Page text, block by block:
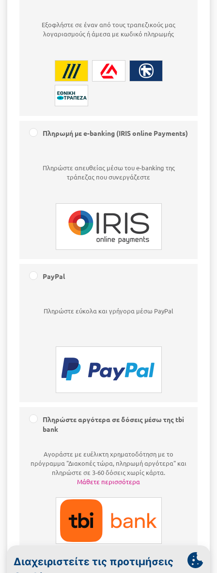
Εξοφλήστε σε έναν από τους τραπεζικούς μας
λογαριασμούς ή άμεσα με κωδικό πληρωμής
Πληρωμή με e-banking (IRIS online Payments)
Πληρώστε απευθείας μέσω του e-banking της
τράπεζας που συνεργάζεστε
PayPal
Πληρώστε εύκολα και γρήγορα μέσω PayPal
Πληρώστε αργότερα σε δόσεις μέσω της tbi
bank
Αγοράστε με ευέλικτη χρηματοδότηση με το
πρόγραμμα "Διακοπές τώρα, πληρωμή αργότερα" και
πληρώστε σε 3-60 δόσεις χωρίς κάρτα.
Μάθετε περισσότερα